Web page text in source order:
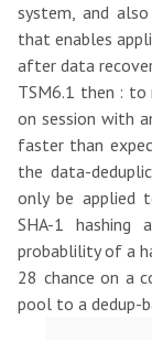
system, and
that enables
after data
TSM6.1 then : to
on session with
faster than
the data-
only be applied
SHA-1 hashing
probablility of a
28 chance on a
pool to a dedup-